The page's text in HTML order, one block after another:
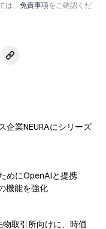
、 免責事項をご確認くだ
企業NEURAにシリーズ
めにOpenAIと提携
機能を強化
取引所向けに、時価